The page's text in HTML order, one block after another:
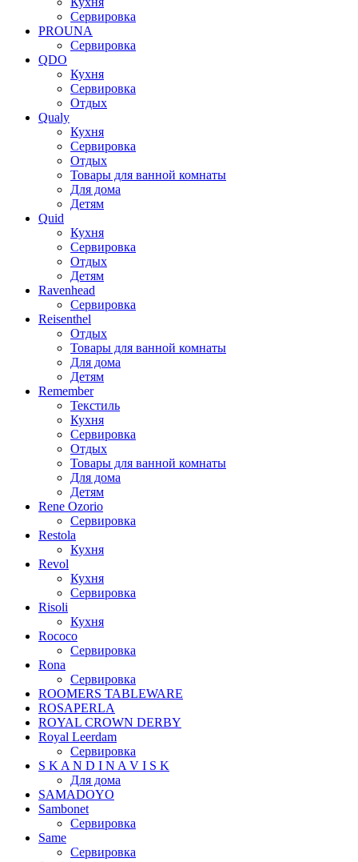
Сервировка
PROUNA
Сервировка
QDO
Кухня
Сервировка
Отдых
Qualy
Кухня
Сервировка
Отдых
Товары для ванной комнаты
Для дома
Детям
Quid
Кухня
Сервировка
Отдых
Детям
Ravenhead
Сервировка
Reisenthel
Отдых
Товары для ванной комнаты
Для дома
Детям
Remember
Текстиль
Кухня
Сервировка
Отдых
Товары для ванной комнаты
Для дома
Детям
Rene Ozorio
Сервировка
Restola
Кухня
Revol
Кухня
Сервировка
Risoli
Кухня
Rococo
Сервировка
Rona
Сервировка
ROOMERS TABLEWARE
ROSAPERLA
ROYAL CROWN DERBY
Royal Leerdam
Сервировка
S K A N D I N A V I S K
Для дома
SAMADOYO
Sambonet
Сервировка
Same
Сервировка